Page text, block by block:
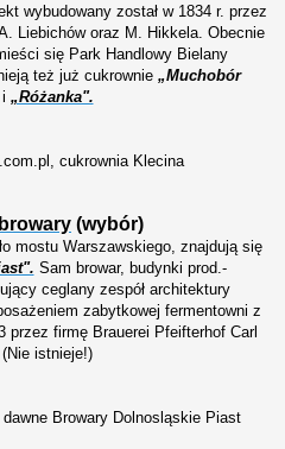
wybudowany został w 1834 r. przez
Liebichów oraz M. Hikkela. Obecnie
się Park Handlowy Bielany
też już cukrownie „Muchobór
„Różanka".
cukrownia Klecina
(wybór)
mostu Warszawskiego, znajdują się
Sam browar, budynki prod.-
ceglany zespół architektury
zabytkowej fermentowni z
przez firmę Brauerei Pfeifterhof Carl
istnieje!)
Browary Dolnosląskie Piast